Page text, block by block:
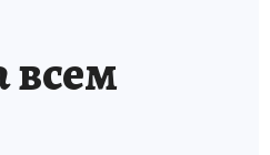
всем